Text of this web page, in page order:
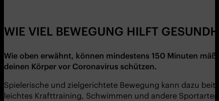
WIE VIEL BEWEGUNG HILFT
Wie oben erwähnt, können mindestens 150 Minuten
deinen Körper vor Coronavirus schützen.
Spielerische und zielgerichtete Bewegung kann dazu
leichtes Krafttraining, Schwimmen und andere